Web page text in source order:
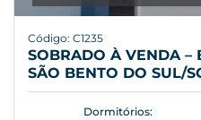
Código: C1235
SOBRADO À VENDA –
SÃO BENTO DO SUL/
Dormitórios: